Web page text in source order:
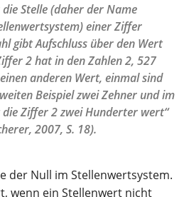
Stelle (daher der Name
einer Ziffer
gibt Aufschluss über den Wert
2 hat in den Zahlen 2, 527
anderen Wert, einmal sind
Beispiel zwei Zehner und im
Ziffer 2 zwei Hunderter wert“
2007, S. 18).
der Null im Stellenwertsystem.
wenn ein Stellenwert nicht